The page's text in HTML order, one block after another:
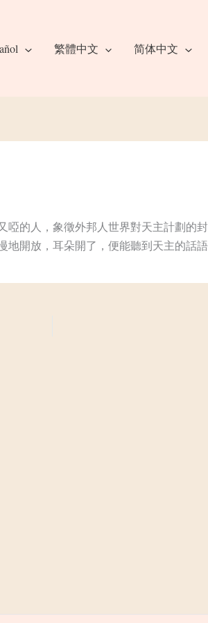
繁體中文 简体中文
的人，象徵外邦人世界對天主計劃的
開放，耳朵開了，便能聽到天主的話語